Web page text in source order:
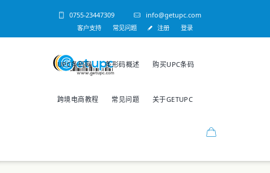
0755-23447309 info@getupc.com
客户支持 常见问题 注册 登录
UPC条码网 条形码概述 购买UPC条码
跨境电商教程 常见问题 关于GETUPC